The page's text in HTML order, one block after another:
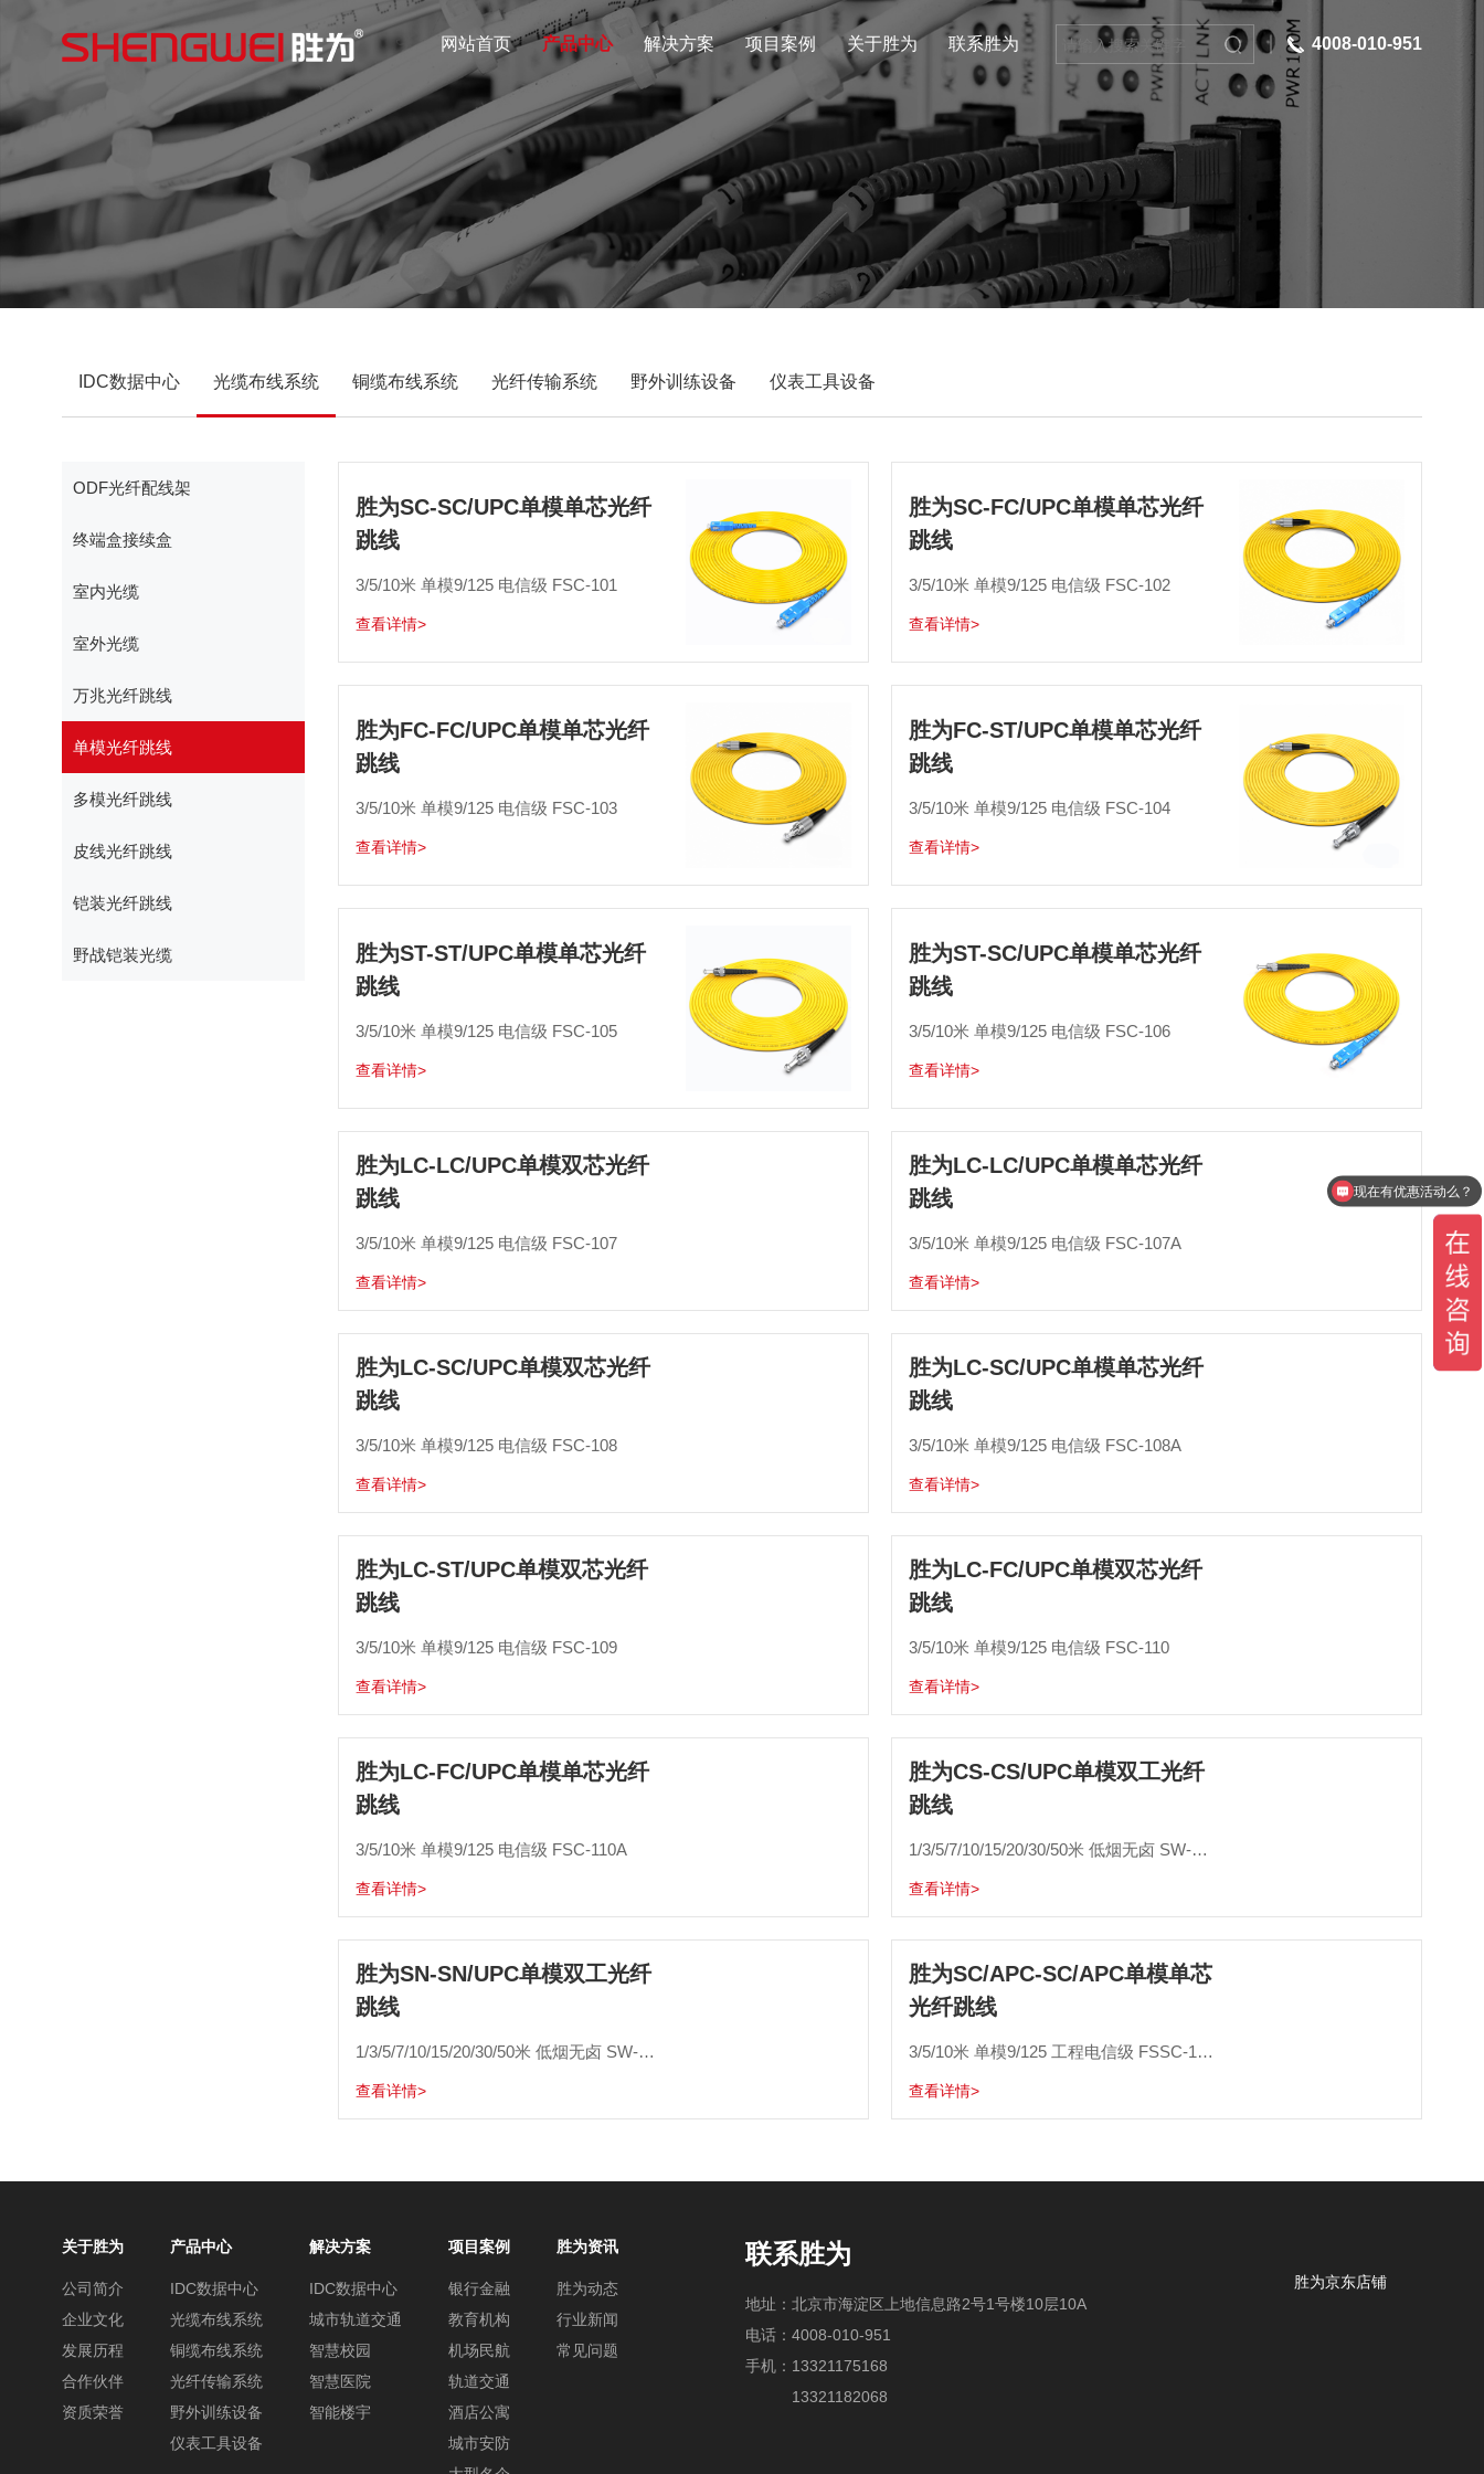
网站首页 产品中心 解决方案 项目案例 关于胜为 联系胜为 4008-010-951
IDC数据中心 光缆布线系统 铜缆布线系统 光纤传输系统 野外训练设备 仪表工具设备
ODF光纤配线架
终端盒接续盒
室内光缆
室外光缆
万兆光纤跳线
单模光纤跳线
多模光纤跳线
皮线光纤跳线
铠装光纤跳线
野战铠装光缆
胜为SC-SC/UPC单模单芯光纤
跳线
3/5/10米 单模9/125 电信级 FSC-101
查看详情>
胜为SC-FC/UPC单模单芯光纤
跳线
3/5/10米 单模9/125 电信级 FSC-102
查看详情>
胜为FC-FC/UPC单模单芯光纤
跳线
3/5/10米 单模9/125 电信级 FSC-103
查看详情>
胜为FC-ST/UPC单模单芯光纤
跳线
3/5/10米 单模9/125 电信级 FSC-104
查看详情>
胜为ST-ST/UPC单模单芯光纤
跳线
3/5/10米 单模9/125 电信级 FSC-105
查看详情>
胜为ST-SC/UPC单模单芯光纤
跳线
3/5/10米 单模9/125 电信级 FSC-106
查看详情>
胜为LC-LC/UPC单模双芯光纤
跳线
3/5/10米 单模9/125 电信级 FSC-107
查看详情>
胜为LC-LC/UPC单模单芯光纤
跳线
3/5/10米 单模9/125 电信级 FSC-107A
查看详情>
胜为LC-SC/UPC单模双芯光纤
跳线
3/5/10米 单模9/125 电信级 FSC-108
查看详情>
胜为LC-SC/UPC单模单芯光纤
跳线
3/5/10米 单模9/125 电信级 FSC-108A
查看详情>
胜为LC-ST/UPC单模双芯光纤
跳线
3/5/10米 单模9/125 电信级 FSC-109
查看详情>
胜为LC-FC/UPC单模双芯光纤
跳线
3/5/10米 单模9/125 电信级 FSC-110
查看详情>
胜为LC-FC/UPC单模单芯光纤
跳线
3/5/10米 单模9/125 电信级 FSC-110A
查看详情>
胜为CS-CS/UPC单模双工光纤
跳线
1/3/5/7/10/15/20/30/50米 低烟无卤 SW-CSU-1M
查看详情>
胜为SN-SN/UPC单模双工光纤
跳线
1/3/5/7/10/15/20/30/50米 低烟无卤 SW-SNU-1M
查看详情>
胜为SC/APC-SC/APC单模单芯
光纤跳线
3/5/10米 单模9/125 工程电信级 FSSC-1030
查看详情>
关于胜为
公司简介
企业文化
发展历程
合作伙伴
资质荣誉
产品中心
IDC数据中心
光缆布线系统
铜缆布线系统
光纤传输系统
野外训练设备
仪表工具设备
解决方案
IDC数据中心
城市轨道交通
智慧校园
智慧医院
智能楼宇
项目案例
银行金融
教育机构
机场民航
轨道交通
酒店公寓
城市安防
胜为资讯
胜为动态
行业新闻
常见问题
联系胜为
地址：北京市海淀区上地信息路2号1号楼10层10A
电话：4008-010-951
手机： 13321175168
13321182068
胜为京东店铺
现在有优惠活动么？